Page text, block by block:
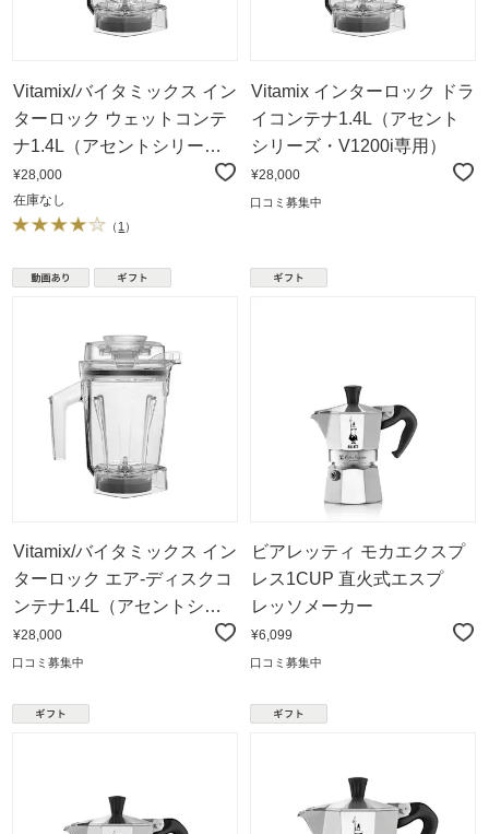
Vitamix/バイタミックス イン
ターロック ウェットコンテ
ナ1.4L（アセントシリー
ズ・V1200i専用）
¥28,000
在庫なし
（ 1 ）
Vitamix インターロック ドラ
イコンテナ1.4L（アセント
シリーズ・V1200i専用）
¥28,000
口コミ募集中
Vitamix/バイタミックス イン
ターロック エア-ディスクコ
ンテナ1.4L（アセントシ
リーズ・V1200i専用）
¥28,000
口コミ募集中
ビアレッティ モカエクスプ
レス1CUP 直火式エスプ
レッソメーカー
¥6,099
口コミ募集中